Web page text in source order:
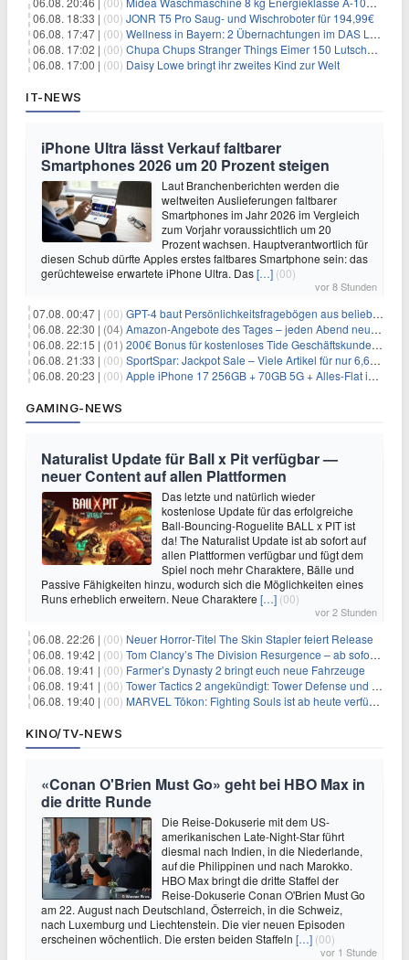
06.08. 18:33 | (00) JONR T5 Pro Saug- und Wischroboter für 194,99€
06.08. 17:47 | (00) Wellness in Bayern: 2 Übernachtungen im DAS LUDWIG Sports Resort inkl. HP + Wellness ab 174€ p.P.
06.08. 17:02 | (00) Chupa Chups Stranger Things Eimer 150 Lutscher für 21,95€
06.08. 17:00 | (00) Daisy Lowe bringt ihr zweites Kind zur Welt
IT-NEWS
iPhone Ultra lässt Verkauf faltbarer
Smartphones 2026 um 20 Prozent steigen
Laut Branchenberichten werden die
weltweiten Auslieferungen faltbarer
Smartphones im Jahr 2026 im Vergleich
zum Vorjahr voraussichtlich um 20
Prozent wachsen. Hauptverantwortlich für
diesen Schub dürfte Apples erstes faltbares Smartphone sein: das
gerüchteweise erwartete iPhone Ultra. Das[…] (00)
vor 8 Stunden
07.08. 00:47 | (00) GPT-4 baut Persönlichkeitsfragebögen aus beliebigen Texten und sagt Antworten voraus
06.08. 22:30 | (04) Amazon-Angebote des Tages – jeden Abend neue Deals zum Stöbern
06.08. 22:15 | (01) 200€ Bonus für kostenloses Tide Geschäftskundenkonto
06.08. 21:33 | (00) SportSpar: Jackpot Sale – Viele Artikel für nur 6,66€ – nur 48 Stunden
06.08. 20:23 | (00) Apple iPhone 17 256GB + 70GB 5G + Alles-Flat im Vodafone-Netz für 34,99€/Monat – eff. 4,65€/Monat
GAMING-NEWS
Naturalist Update für Ball x Pit verfügbar —
neuer Content auf allen Plattformen
Das letzte und natürlich wieder
kostenlose Update für das erfolgreiche
Ball-Bouncing-Roguelite BALL x PIT ist
da! The Naturalist Update ist ab sofort auf
allen Plattformen verfügbar und fügt dem
Spiel noch mehr Charaktere, Bälle und
Passive Fähigkeiten hinzu, wodurch sich die Möglichkeiten eines
Runs erheblich erweitern. Neue Charaktere […] (00)
vor 2 Stunden
06.08. 22:26 | (00) Neuer Horror‑Titel The Skin Stapler feiert Release
06.08. 19:42 | (00) Tom Clancy’s The Division Resurgence – ab sofort für euch verfügbar
06.08. 19:41 | (00) Farmer’s Dynasty 2 bringt euch neue Fahrzeuge
06.08. 19:41 | (00) Tower Tactics 2 angekündigt: Tower Defense und Deckbuilding Kombo kehrt zurück
06.08. 19:40 | (00) MARVEL Tōkon: Fighting Souls ist ab heute verfügbar
KINO/TV-NEWS
«Conan O'Brien Must Go» geht bei HBO Max in
die dritte Runde
Die Reise-Dokuserie mit dem US-
amerikanischen Late-Night-Star führt
diesmal nach Indien, in die Niederlande,
auf die Philippinen und nach Marokko.
HBO Max bringt die dritte Staffel der
Reise-Dokuserie Conan O'Brien Must Go
am 22. August nach Deutschland, Österreich, in die Schweiz,
nach Luxemburg und Liechtenstein. Die vier neuen Episoden
erscheinen wöchentlich. Die ersten beiden Staffeln […] (00)
vor 1 Stunde